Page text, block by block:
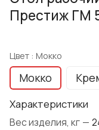
Престиж ГМ
Цвет : Мокко
Мокко
Характеристики
Вес изделия, кг —